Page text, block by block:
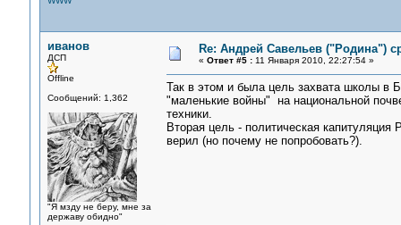
иванов
ДСП
Offline
Сообщений: 1,362
"Я мзду не беру, мне за
державу обидно"
Re: Андрей Савельев ("Родина")
« Ответ #5 :11 Января 2010, 22:27:54 »
Так в этом и была цель захвата школы в
"маленькие войны" на национальной
техники.
Вторая цель - политическая
верил (но почему не попробовать?).